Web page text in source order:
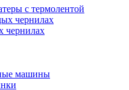
с термолентой
чернилах
чернилах
машины